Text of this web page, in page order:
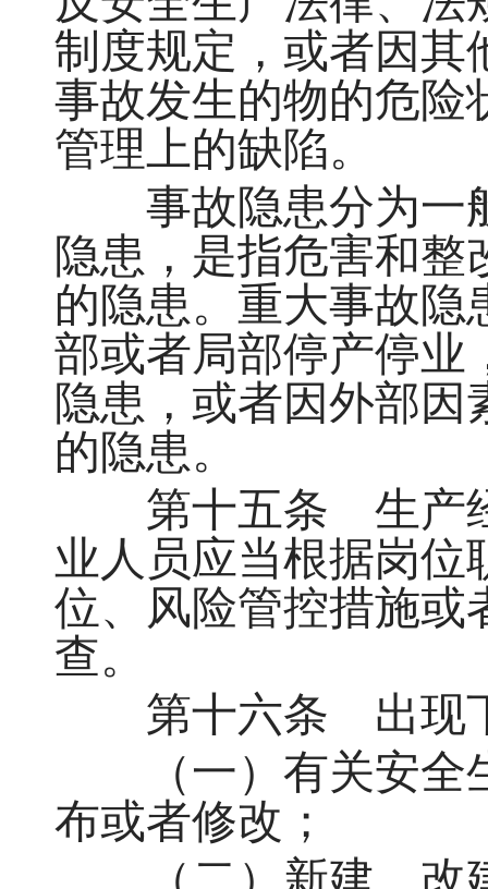
制度规定，或者因其
事故发生的物的危险
管理上的缺陷。
事故隐患分为一般
隐患，是指危害和
的隐患。重大事故隐
部或者局部停产停业
隐患，或者因外部
的隐患。
第十五条 生产经
业人员应当根据岗位
位、风险管控措施或
查。
第十六条 出现下
（一）有关安全生
布或者修改；